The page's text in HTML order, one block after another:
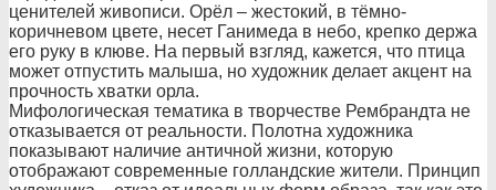
ценителей живописи. Орёл – жестокий, в тёмно-
коричневом цвете, несет Ганимеда в небо, крепко держа
его руку в клюве. На первый взгляд, кажется, что птица
может отпустить малыша, но художник делает акцент на
прочность хватки орла.
Мифологическая тематика в творчестве Рембрандта не
отказывается от реальности. Полотна художника
показывают наличие античной жизни, которую
отображают современные голландские жители. Принцип